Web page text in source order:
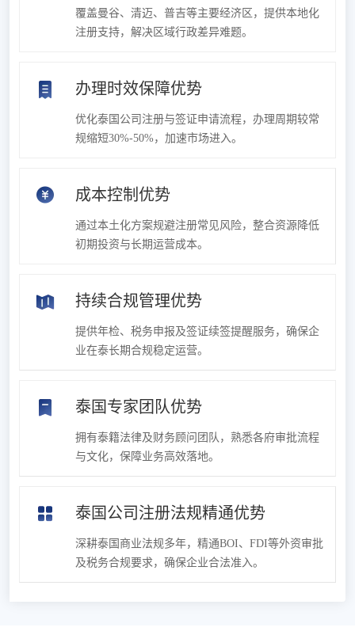
覆盖曼谷、清迈、普吉等主要经济区，提供本地化
注册支持，解决区域行政差异难题。
办理时效保障优势
优化泰国公司注册与签证申请流程，办理周期较常
规缩短30%-50%，加速市场进入。
成本控制优势
通过本土化方案规避注册常见风险，整合资源降低
初期投资与长期运营成本。
持续合规管理优势
提供年检、税务申报及签证续签提醒服务，确保企
业在泰长期合规稳定运营。
泰国专家团队优势
拥有泰籍法律及财务顾问团队，熟悉各府审批流程
与文化，保障业务高效落地。
泰国公司注册法规精通优势
深耕泰国商业法规多年，精通BOI、FDI等外资审批
及税务合规要求，确保企业合法准入。